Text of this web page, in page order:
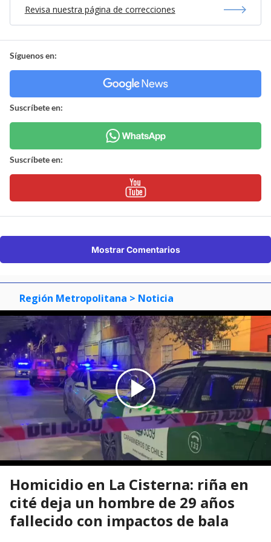
Revisa nuestra página de correcciones
Síguenos en:
Suscríbete en:
Suscríbete en:
Mostrar Comentarios
Región Metropolitana > Noticia
Homicidio en La Cisterna: riña en
cité deja un hombre de 29 años
fallecido con impactos de bala